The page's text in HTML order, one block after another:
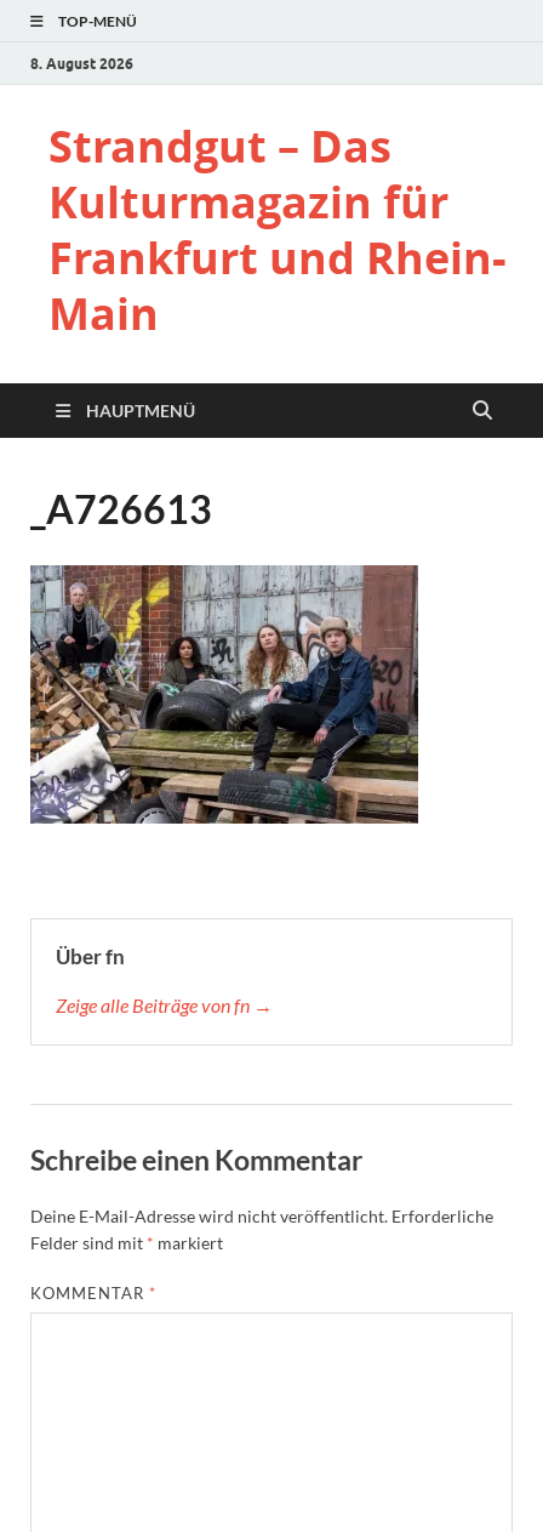
TOP-MENÜ
8. August 2026
Strandgut – Das
Kulturmagazin für
Frankfurt und Rhein-
Main
HAUPTMENÜ
_A726613
Über fn
Zeige alle Beiträge von fn →
Schreibe einen Kommentar
Deine E-Mail-Adresse wird nicht veröffentlicht. Erforderliche
Felder sind mit * markiert
KOMMENTAR *